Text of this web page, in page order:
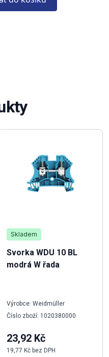
Skladem
Svorka WDU 10 BL
modrá W řada
Výrobce: Weidmüller
Číslo zboží: 1020380000
23,92 Kč
19,77 Kč bez DPH